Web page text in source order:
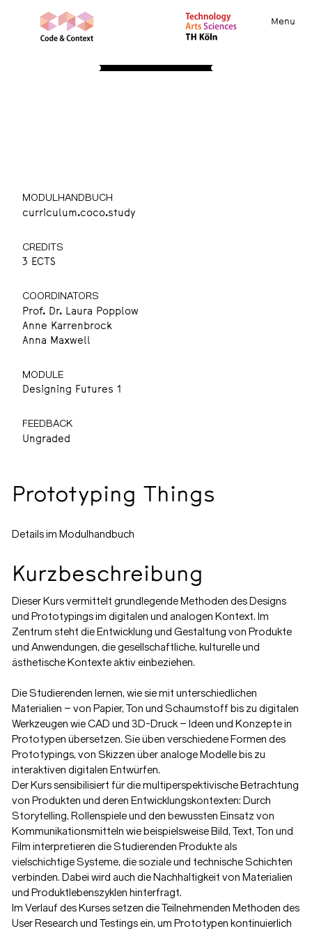
Menu
MODULHANDBUCH
curriculum.coco.study
CREDITS
3 ECTS
COORDINATORS
Prof. Dr. Laura Popplow
Anne Karrenbrock
Anna Maxwell
MODULE
Designing Futures 1
FEEDBACK
Ungraded
Prototyping Things
Details im Modulhandbuch
Kurzbeschreibung
Dieser Kurs vermittelt grundlegende Methoden des Designs
und Prototypings im digitalen und analogen Kontext. Im
Zentrum steht die Entwicklung und Gestaltung von Produkte
und Anwendungen, die gesellschaftliche, kulturelle und
ästhetische Kontexte aktiv einbeziehen.
Die Studierenden lernen, wie sie mit unterschiedlichen
Materialien – von Papier, Ton und Schaumstoff bis zu digitalen
Werkzeugen wie CAD und 3D-Druck – Ideen und Konzepte in
Prototypen übersetzen. Sie üben verschiedene Formen des
Prototypings, von Skizzen über analoge Modelle bis zu
interaktiven digitalen Entwürfen.
Der Kurs sensibilisiert für die multiperspektivische Betrachtung
von Produkten und deren Entwicklungskontexten: Durch
Storytelling, Rollenspiele und den bewussten Einsatz von
Kommunikationsmitteln wie beispielsweise Bild, Text, Ton und
Film interpretieren die Studierenden Produkte als
vielschichtige Systeme, die soziale und technische Schichten
verbinden. Dabei wird auch die Nachhaltigkeit von Materialien
und Produktlebenszyklen hinterfragt.
Im Verlauf des Kurses setzen die Teilnehmenden Methoden des
User Research und Testings ein, um Prototypen kontinuierlich